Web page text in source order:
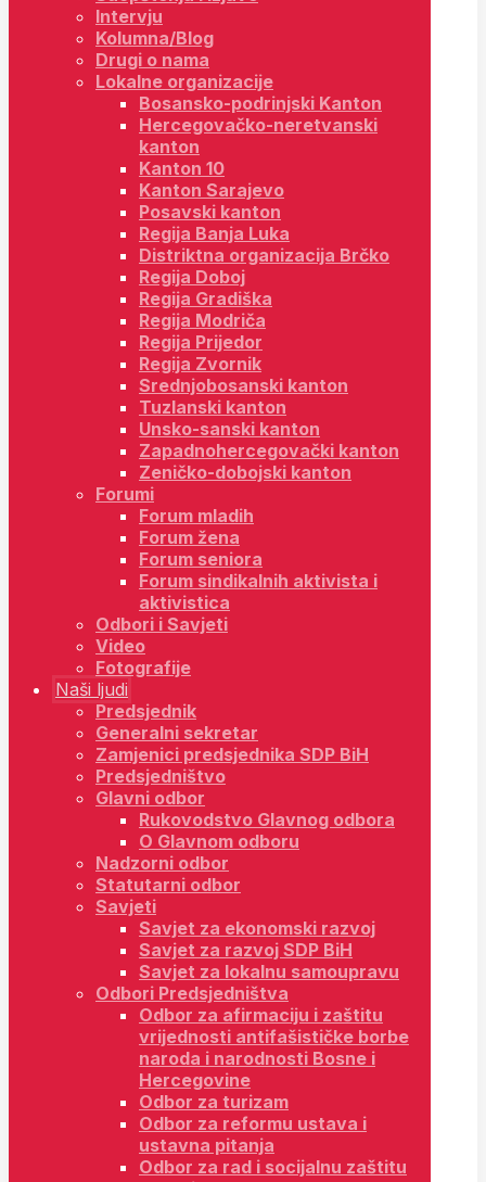
Intervju
Kolumna/Blog
Drugi o nama
Lokalne organizacije
Bosansko-podrinjski Kanton
Hercegovačko-neretvanski
kanton
Kanton 10
Kanton Sarajevo
Posavski kanton
Regija Banja Luka
Distriktna organizacija Brčko
Regija Doboj
Regija Gradiška
Regija Modriča
Regija Prijedor
Regija Zvornik
Srednjobosanski kanton
Tuzlanski kanton
Unsko-sanski kanton
Zapadnohercegovački kanton
Zeničko-dobojski kanton
Forumi
Forum mladih
Forum žena
Forum seniora
Forum sindikalnih aktivista i
aktivistica
Odbori i Savjeti
Video
Fotografije
Naši ljudi
Predsjednik
Generalni sekretar
Zamjenici predsjednika SDP BiH
Predsjedništvo
Glavni odbor
Rukovodstvo Glavnog odbora
O Glavnom odboru
Nadzorni odbor
Statutarni odbor
Savjeti
Savjet za ekonomski razvoj
Savjet za razvoj SDP BiH
Savjet za lokalnu samoupravu
Odbori Predsjedništva
Odbor za afirmaciju i zaštitu
vrijednosti antifašističke borbe
naroda i narodnosti Bosne i
Hercegovine
Odbor za turizam
Odbor za reformu ustava i
ustavna pitanja
Odbor za rad i socijalnu zaštitu